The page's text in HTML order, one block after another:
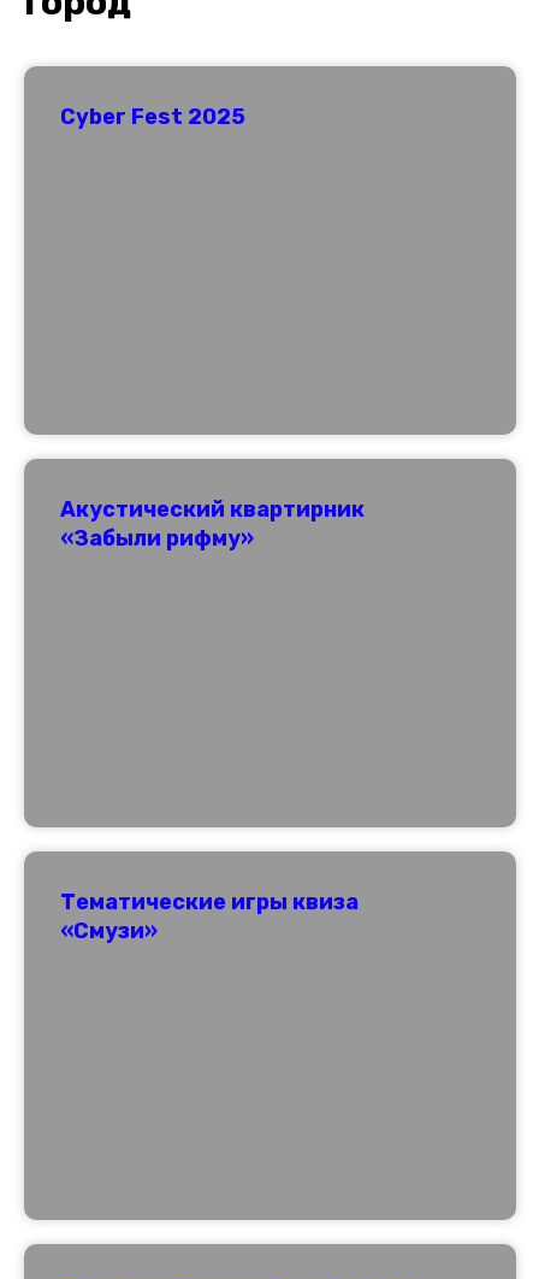
Cyber Fest 2025
Акустический квартирник
«Забыли рифму»
Тематические игры квиза
«Смузи»